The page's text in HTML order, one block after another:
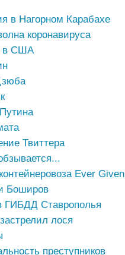
в Нагорном Карабахе
коронавируса
в США
Твиттера
Ever Given
Боширов
ГИБДД Ставрополья
лося
преступников